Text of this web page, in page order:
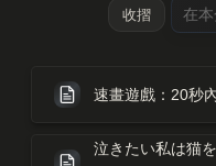
收摺
速畫遊戲：20秒
泣きたい私は猫